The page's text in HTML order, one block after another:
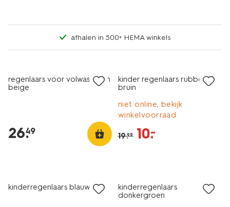
afhalen in 500+ HEMA winkels
regenlaars voor volwassenen
beige
26.
49
kinder regenlaars rubber
bruin
niet online, bekijk
winkelvoorraad
19.99 10.
–
kinderregenlaars blauw
kinderregenlaars
donkergroen